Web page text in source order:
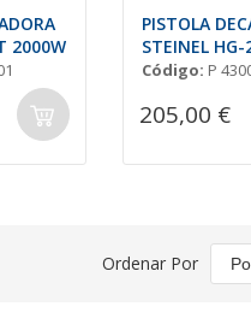
2000W
PISTOLA
STEINEL HG-
Código: P
205,00 €
Ordenar Por